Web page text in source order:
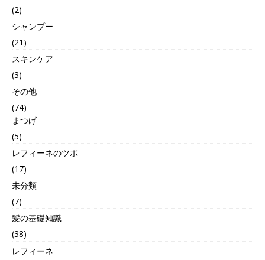
(2)
シャンプー
(21)
スキンケア
(3)
その他
(74)
まつげ
(5)
レフィーネのツボ
(17)
未分類
(7)
髪の基礎知識
(38)
レフィーネ